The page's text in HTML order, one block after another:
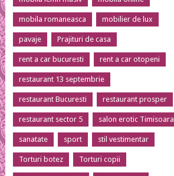
mobila romaneasca mobilier de lux
pavaje Prajituri de casa
rent a car bucuresti rent a car otopeni
restaurant 13 septembrie
restaurant Bucuresti restaurant prosper
restaurant sector 5 salon erotic Timisoara
sanatate sport stil vestimentar
Torturi botez Torturi copii